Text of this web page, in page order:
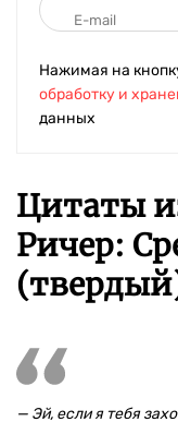
Нажимая на
обработку и
данных
Цитаты
Ричер:
— Эй, если я тебя